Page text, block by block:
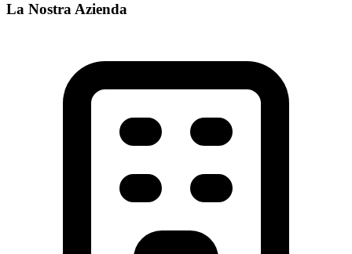
La Nostra Azienda